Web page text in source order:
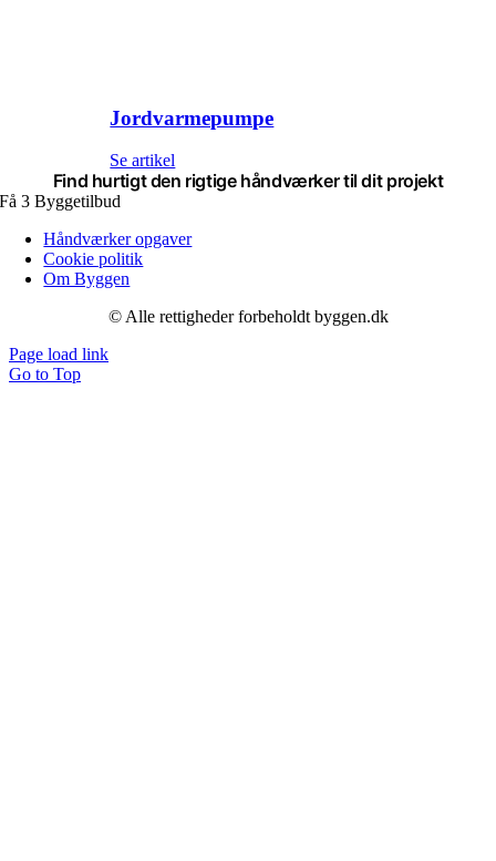
Jordvarmepumpe
Se artikel
Find hurtigt den rigtige håndværkertil dit projekt
Få 3 Byggetilbud
Håndværker opgaver
Cookie politik
Om Byggen
© Alle rettigheder forbeholdt byggen.dk
Page load link
Go to Top